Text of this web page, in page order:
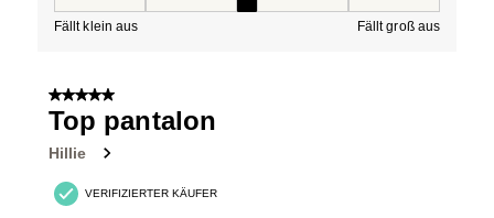
Fällt klein aus Fällt groß aus
5 von 5 Sternen.
Top pantalon
Hillie
VERIFIZIERTER KÄUFER